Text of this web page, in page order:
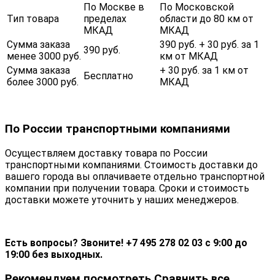
Тип товара
По Москве в
пределах
МКАД
По Московской
области до 80 км от
МКАД
Сумма заказа
менее 3000 руб.
390 руб.
390 руб. + 30 руб. за 1
км от МКАД
Сумма заказа
более 3000 руб.
Бесплатно
+ 30 руб. за 1 км от
МКАД
По России транспортными компаниями
Осуществляем доставку товара по России
транспортными компаниями. Стоимость доставки до
вашего города вы оплачиваете отдельно транспортной
компании при получении товара. Сроки и стоимость
доставки можете уточнить у наших менеджеров.
Есть вопросы? Звоните! +7 495 278 02 03 с 9:00 до
19:00 без выходных.